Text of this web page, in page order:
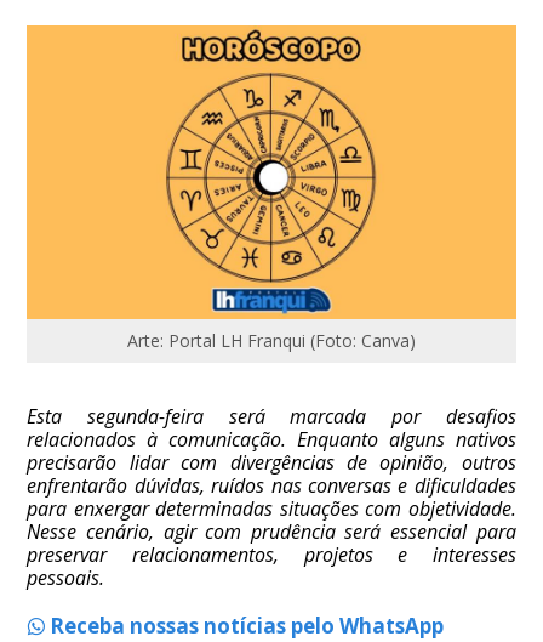
Arte: Portal LH Franqui (Foto: Canva)
Esta segunda-feira será marcada por desafios
relacionados à comunicação. Enquanto alguns nativos
precisarão lidar com divergências de opinião, outros
enfrentarão dúvidas, ruídos nas conversas e dificuldades
para enxergar determinadas situações com objetividade.
Nesse cenário, agir com prudência será essencial para
preservar relacionamentos, projetos e interesses
pessoais.
Receba nossas notícias pelo WhatsApp